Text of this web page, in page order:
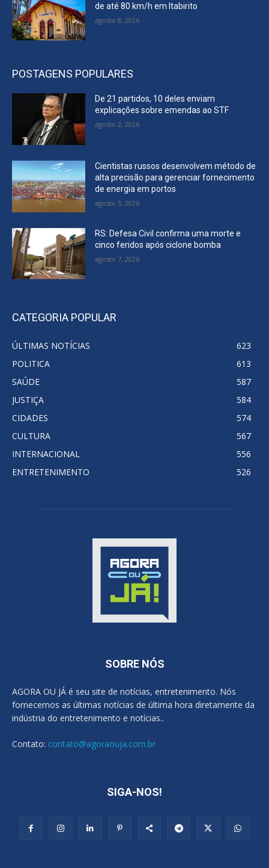
de até 80 km/h em Itabirito
agosto 8, 2026
POSTAGENS POPULARES
De 21 partidos, 10 deles enviam
explicações sobre emendas ao STF
agosto 2, 2026
Cientistas russos desenvolvem método de
alta precisão para gerenciar fornecimento
de energia em portos
agosto 3, 2026
RS: Defesa Civil confirma uma morte e
cinco feridos após ciclone bomba
agosto 7, 2026
CATEGORIA POPULAR
ÚLTIMAS NOTÍCIAS
623
POLITICA
613
SAÚDE
587
JUSTIÇA
584
CIDADES
574
CULTURA
567
INTERNACIONAL
556
ENTRETENIMENTO
526
SOBRE NÓS
AGORA OU JÁ é seu site de notícias, entretenimento. Nós
fornecemos as últimas notícias de última hora diretamente da
indústria do entretenimento e notícias..
Contato: contato@agoraouja.com.br
SIGA-NOS!